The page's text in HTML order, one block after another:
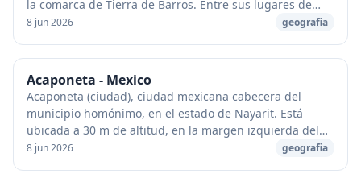
la comarca de Tierra de Barros. Entre sus lugares de
interés turístico existe un museo taurino, la...
8 jun 2026 geografia
Acaponeta - Mexico
Acaponeta (ciudad), ciudad mexicana cabecera del
municipio homónimo, en el estado de Nayarit. Está
ubicada a 30 m de altitud, en la margen izquierda del
río Acaponeta, que desemboca en el estero de Te...
8 jun 2026 geografia